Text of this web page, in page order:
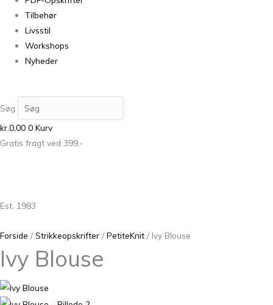
Tilbehør
Livsstil
Workshops
Nyheder
Søg
kr.0,00 0 Kurv
Gratis fragt ved 399,-
Est. 1983
Forside / Strikkeopskrifter / PetiteKnit / Ivy Blouse
Ivy Blouse